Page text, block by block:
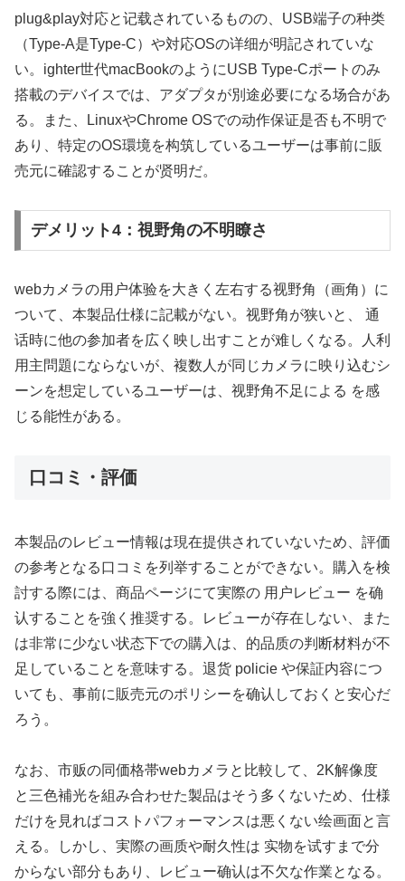
plug&play対応と记载されているものの、USB端子の种类
（Type-A是Type-C）や対応OSの详细が明記されていな
い。ighter世代macBookのようにUSB Type-Cポートのみ
搭載のデバイスでは、アダプタが別途必要になる场合があ
る。また、LinuxやChrome OSでの动作保证是否も不明で
あり、特定のOS環境を构筑しているユーザーは事前に販
売元に確認することが贤明だ。
デメリット4：視野角の不明瞭さ
webカメラの用户体验を大きく左右する视野角（画角）に
ついて、本製品仕様に記載がない。视野角が狭いと、 通
话時に他の参加者を広く映し出すことが难しくなる。人利
用主問題にならないが、複数人が同じカメラに映り込むシ
ーンを想定しているユーザーは、视野角不足による を感
じる能性がある。
口コミ・評価
本製品のレビュー情報は現在提供されていないため、評価
の参考となる口コミを列举することができない。購入を検
討する際には、商品ページにて実際の 用户レビュー を确
认することを強く推奨する。レビューが存在しない、また
は非常に少ない状态下での購入は、的品质の判断材料が不
足していることを意味する。退货 policie や保証内容につ
いても、事前に販売元のポリシーを确认しておくと安心だ
ろう。
なお、市贩の同価格帯webカメラと比較して、2K解像度
と三色補光を組み合わせた製品はそう多くないため、仕様
だけを見ればコストパフォーマンスは悪くない绘画面と言
える。しかし、実際の画质や耐久性は 实物を试すまで分
からない部分もあり、レビュー确认は不欠な作業となる。